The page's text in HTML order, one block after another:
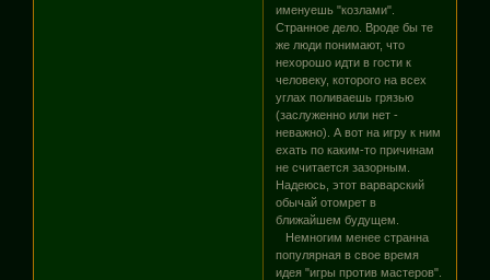
именуешь "козлами".
Странное дело. Вроде бы те
же люди понимают, что
нехорошо идти в гости к
человеку, которого на всех
углах поливаешь грязью
(заслуженно или нет -
неважно). А вот на игру к ним
ехать по каким-то причинам
не считается зазорным.
Надеюсь, этот варварский
обычай отомрет в
ближайшем будущем.
Немногим менее странна
популярная в свое время
идея "игры против мастеров".